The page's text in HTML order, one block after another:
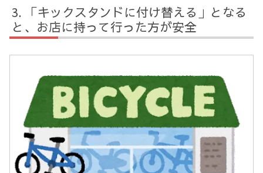
「キックスタンドに付け替える」となる
と、お店に持って行った方が安全